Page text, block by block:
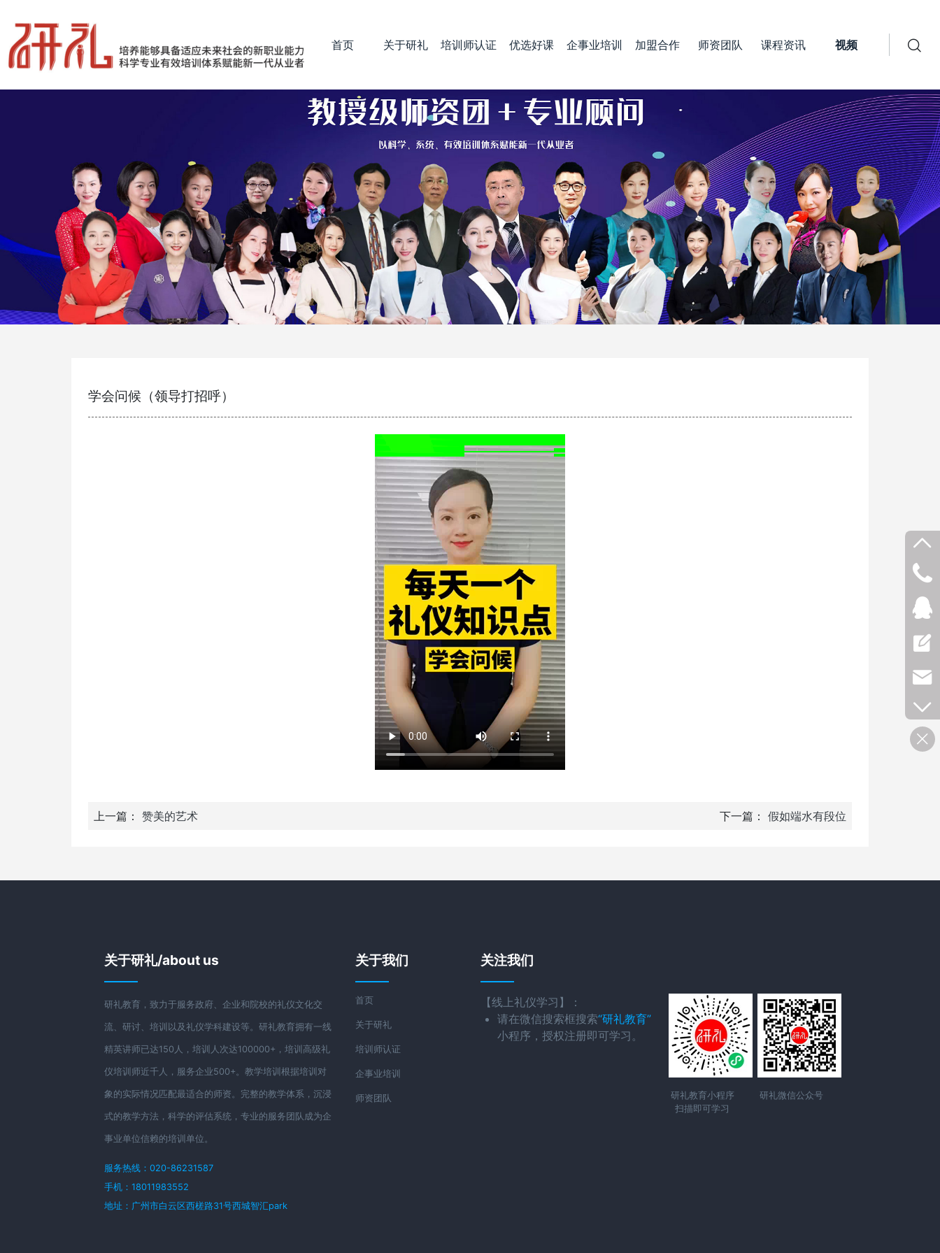
首页 关于研礼
关于研礼
联系我们
培训师认证
高级礼仪培训师
高级礼仪水平测评师
情商培训师
形象管理师
经络形体培训师
优选好课 企事业培训
企事业培训
培训需求
加盟合作 师资团队 课程资讯
招生资讯
行业动态
疑问解答
视频
时淑妍讲礼仪
往期师资培训回顾
礼仪协会视频
礼仪知识
礼仪事业合伙人
学会问候（领导打招呼）
上一篇： 赞美的艺术 下一篇： 假如端水有段位
关于研礼/about us
研礼教育，致力于服务政府、企业和院校的礼仪文化交
流、研讨、培训以及礼仪学科建设等。研礼教育拥有一线
精英讲师已达150人，培训人次达100000+，培训高级礼
仪培训师近千人，服务企业500+。教学培训根据培训对
象的实际情况匹配最适合的师资。完整的教学体系，沉浸
式的教学方法，科学的评估系统，专业的服务团队成为企
事业单位信赖的培训单位。
服务热线：020-86231587
手机：18011983552
地址：广州市白云区西槎路31号西城智汇park
关于我们
首页
关于研礼
培训师认证
企事业培训
师资团队
关注我们
【线上礼仪学习】：
请在微信搜索框搜索“研礼教育”
小程序，授权注册即可学习。
研礼教育小程序
扫描即可学习
研礼微信公众号